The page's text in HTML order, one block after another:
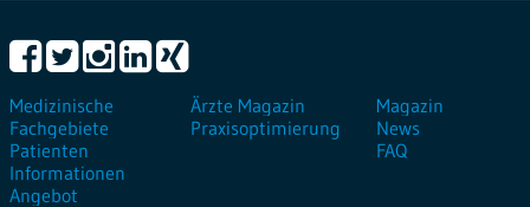
Medizinische
Fachgebiete
Patienten
Informationen
Angebot
Ärzte Magazin
Praxisoptimierung
Magazin
News
FAQ